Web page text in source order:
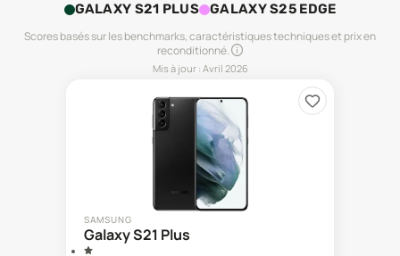
GALAXY S21 PLUS GALAXY S25 EDGE
Scores basés sur les benchmarks, caractéristiques techniques et prix en
reconditionné.
Mis à jour : Avril 2026
SAMSUNG
Galaxy S21 Plus